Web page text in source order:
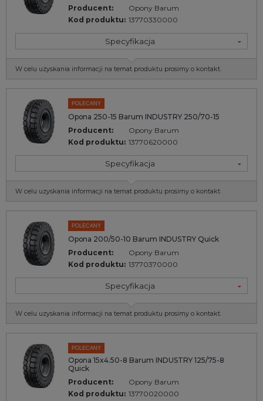
Producent:
Opony Barum
Kod produktu: 13770330000
Specyfikacja
W celu uzyskania informacji na temat produktu prosimy o kontakt.
POLECANY
Opona 250-15 Barum INDUSTRY 250/70-15
Producent:
Opony Barum
Kod produktu: 13770620000
Specyfikacja
W celu uzyskania informacji na temat produktu prosimy o kontakt.
POLECANY
Opona 200/50-10 Barum INDUSTRY Quick
Producent:
Opony Barum
Kod produktu: 13770370000
Specyfikacja
W celu uzyskania informacji na temat produktu prosimy o kontakt.
POLECANY
Opona 15x4.50-8 Barum INDUSTRY 125/75-8
Quick
Producent:
Opony Barum
Kod produktu: 13770020000